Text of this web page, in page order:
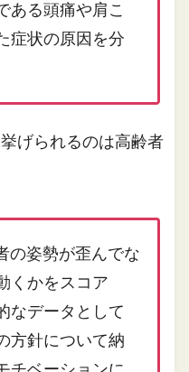
ある頭痛や肩こ
症状の原因を分
げられるのは高齢者
の姿勢が歪んでな
くかをスコア
なデータとして
方針について納